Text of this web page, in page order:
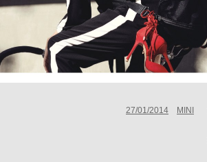
27/01/2014 MINI